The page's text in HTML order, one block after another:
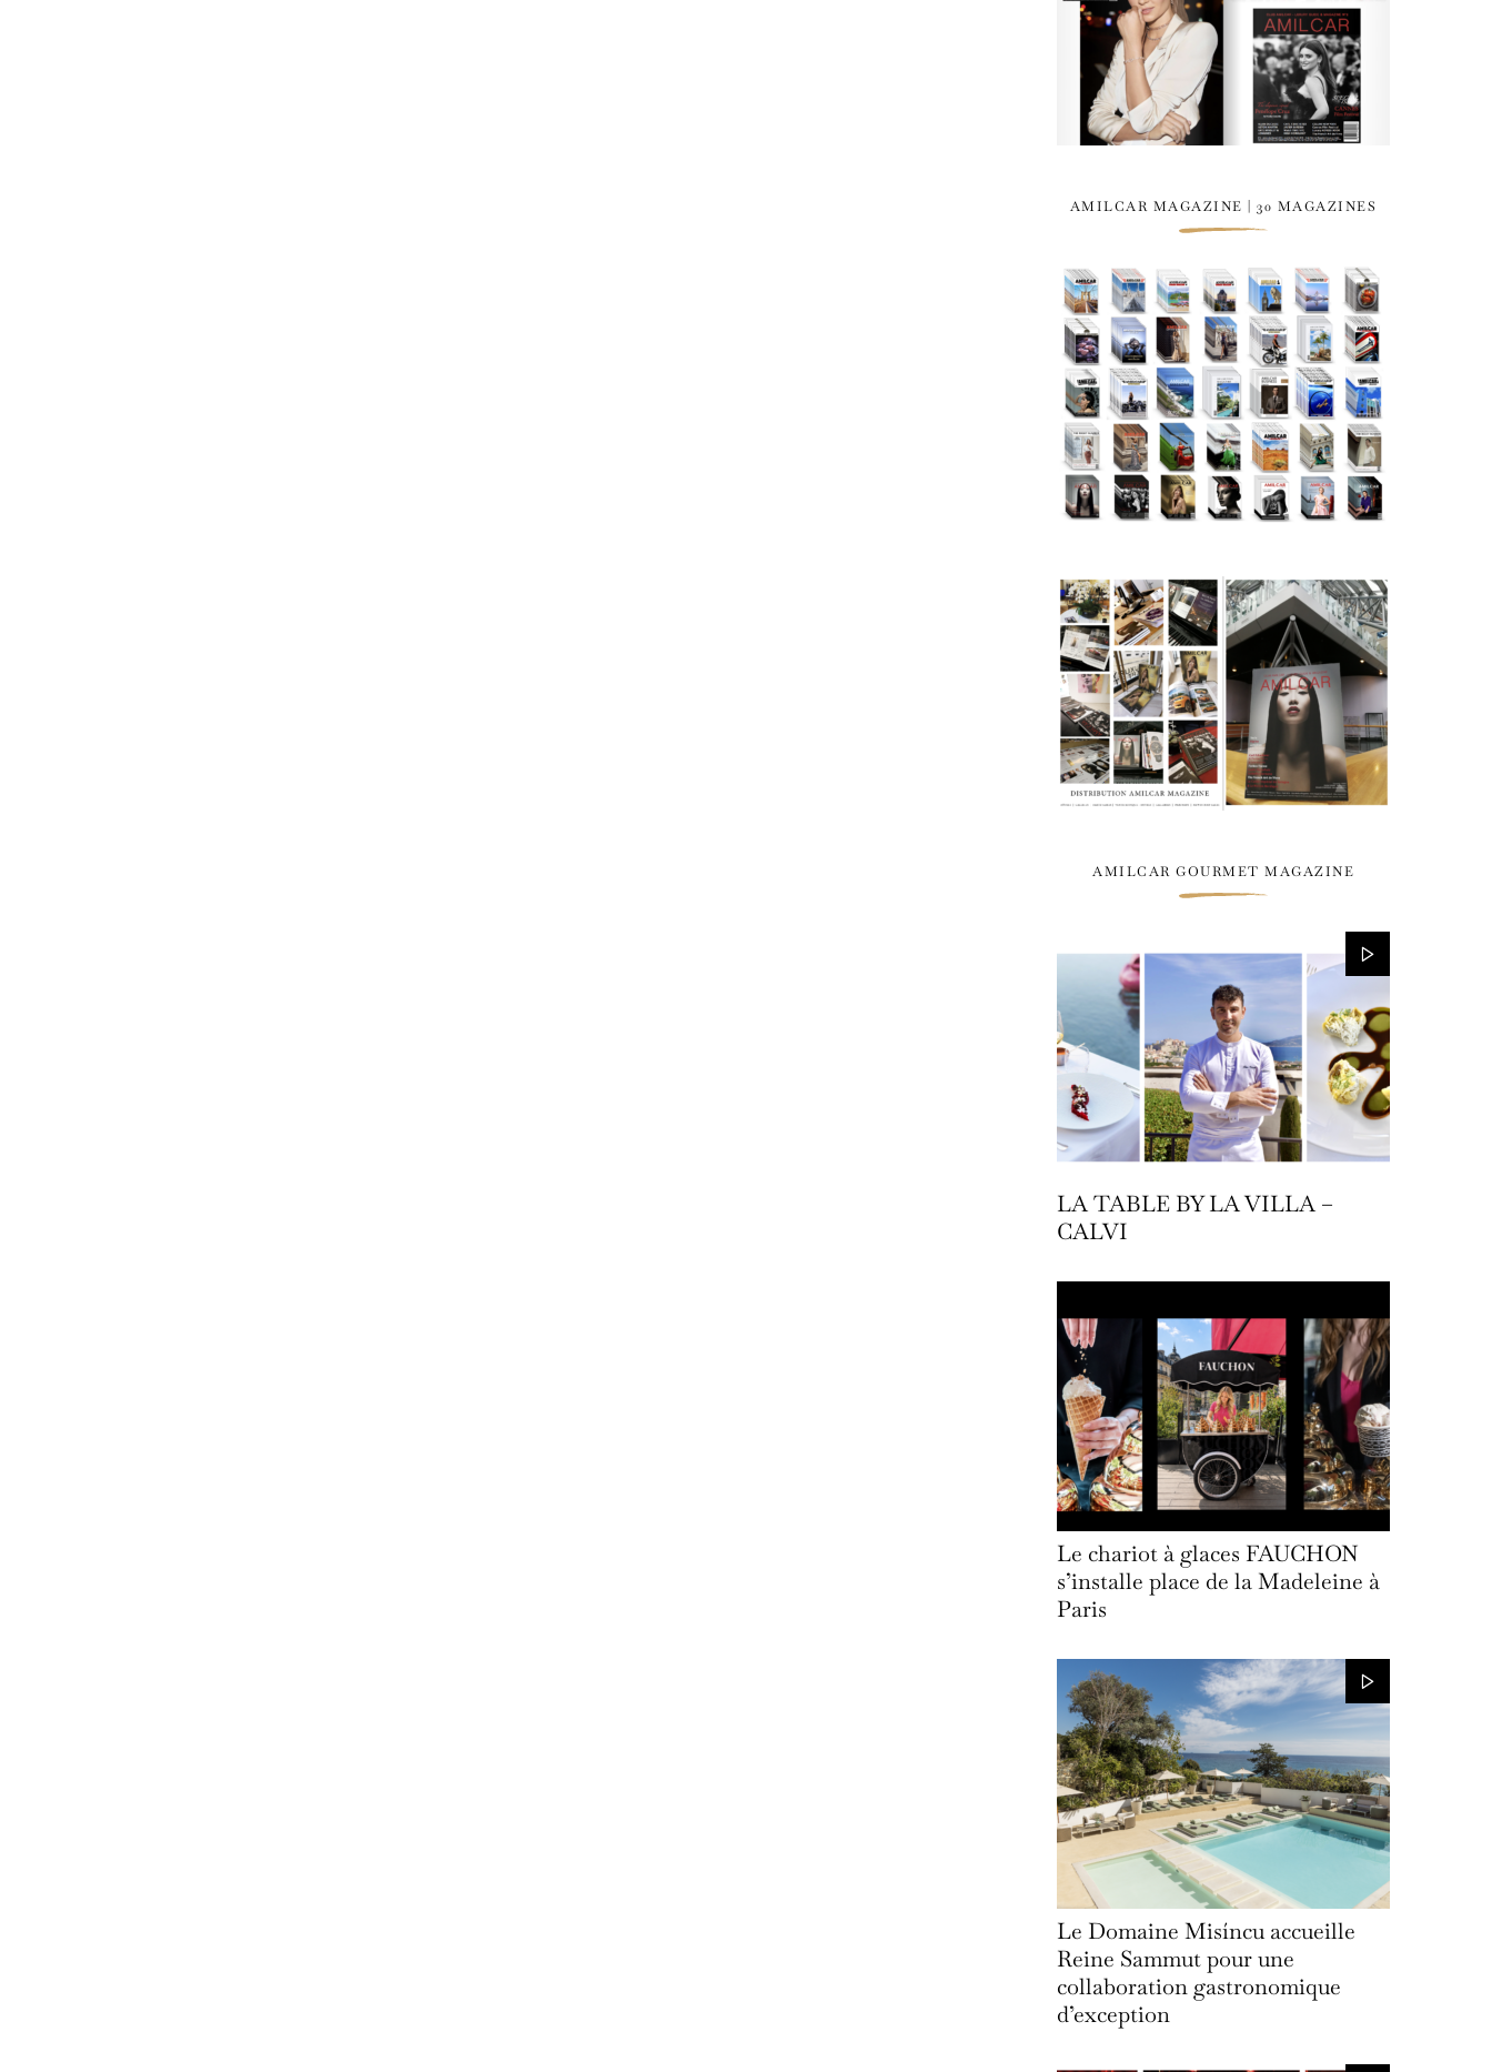
AMILCAR MAGAZINE | 30 MAGAZINES
AMILCAR GOURMET MAGAZINE
LA TABLE BY LA VILLA –
CALVI
Le chariot à glaces FAUCHON
s’installe place de la Madeleine à
Paris
Le Domaine Misíncu accueille
Reine Sammut pour une
collaboration gastronomique
d’exception